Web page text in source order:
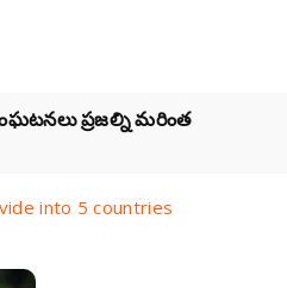
ప్రజ‌ల్ని మ‌రింత
into 5 countries